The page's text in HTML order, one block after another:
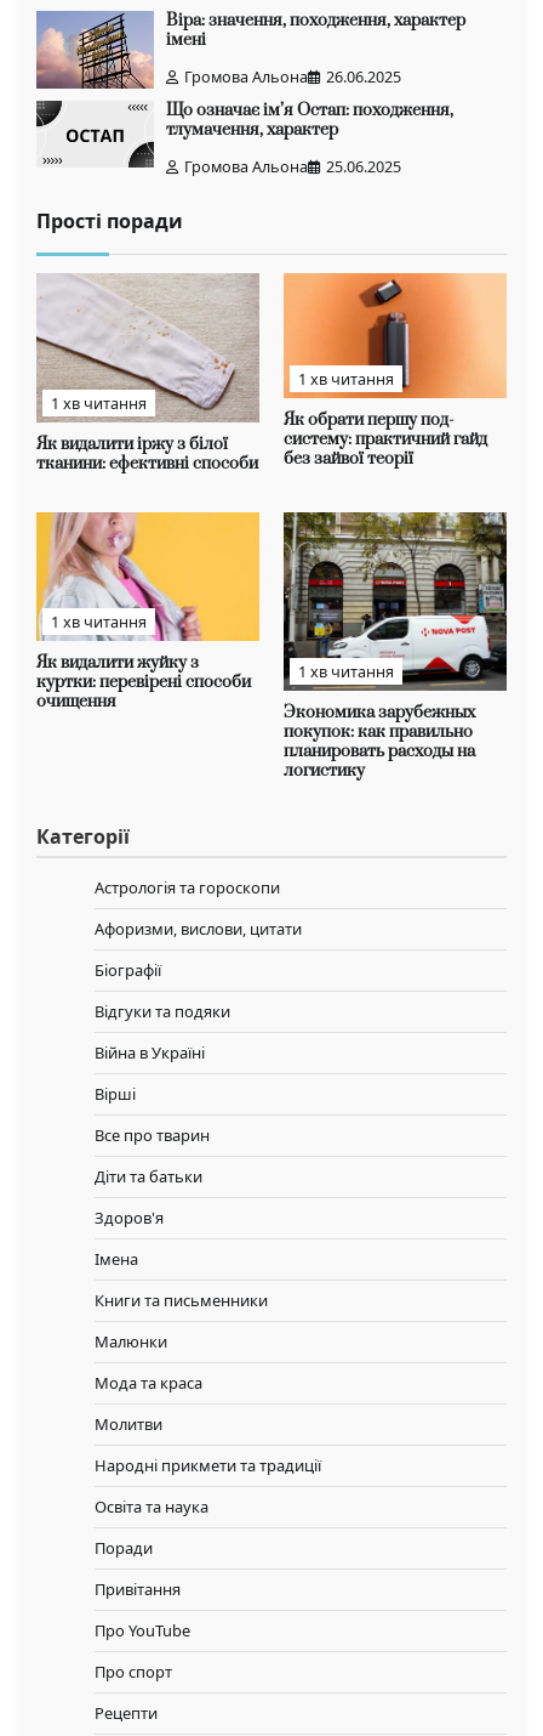
Віра: значення, походження, характер
імені
Громова Альона
26.06.2025
Що означає ім’я Остап: походження,
тлумачення, характер
Громова Альона
25.06.2025
Прості поради
1 хв читання
Як видалити іржу з білої
тканини: ефективні способи
1 хв читання
Як обрати першу под-
систему: практичний гайд
без зайвої теорії
1 хв читання
Як видалити жуйку з
куртки: перевірені способи
очищення
1 хв читання
Экономика зарубежных
покупок: как правильно
планировать расходы на
логистику
Категорії
Астрологія та гороскопи
Афоризми, вислови, цитати
Біографії
Відгуки та подяки
Війна в Україні
Вірші
Все про тварин
Діти та батьки
Здоров'я
Імена
Книги та письменники
Малюнки
Мода та краса
Молитви
Народні прикмети та традиції
Освіта та наука
Поради
Привітання
Про YouTube
Про спорт
Рецепти